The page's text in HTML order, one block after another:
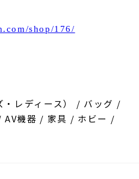
shop/176/
レディース） / バッグ /
機器 / 家具 / ホビー /